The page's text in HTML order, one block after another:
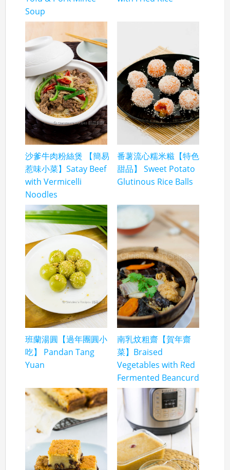
Soup
沙爹牛肉粉絲煲 【簡易
惹味小菜】Satay Beef
with Vermicelli
Noodles
番薯流心糯米糍【特色
甜品】 Sweet Potato
Glutinous Rice Balls
班蘭湯圓【過年團圓小
吃】 Pandan Tang
Yuan
南乳炆粗齋【賀年齋
菜】Braised
Vegetables with Red
Fermented Beancurd